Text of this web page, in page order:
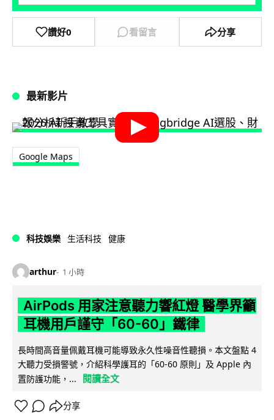
讚好0 看留言 分享
最新影片
Google Maps
科技娛樂 生活科技 健康
arthur 1 小時
AirPods 用家注意聽力響紅燈 醫學界籲
耳機用戶謹守「60-60」鐵律
長時間高音量佩戴耳機可能導致永久性噪音性聽損。本文盤點 4
大聽力受損警號，介紹科學護耳的「60-60 原則」及 Apple 內
置防護功能，...
閱讀全文
分享